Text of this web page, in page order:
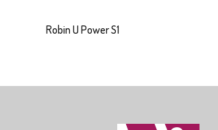
Robin U Power S1